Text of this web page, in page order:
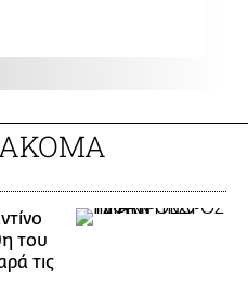
ΑΚΟΜΑ
του
τις